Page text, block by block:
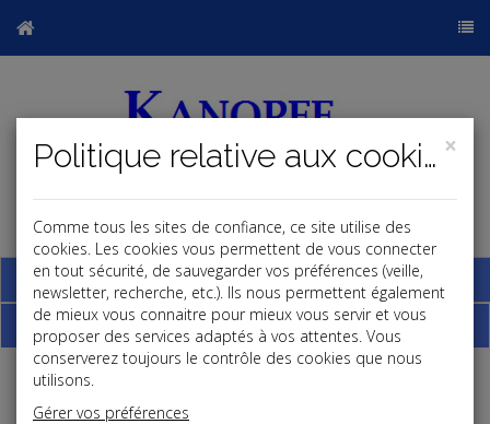
Base documentaire
Dépêches
Liste des dernières dépêches
×
Politique relative aux cookies
Comme tous les sites de confiance, ce site utilise des
cookies. Les cookies vous permettent de vous connecter
en tout sécurité, de sauvegarder vos préférences (veille,
newsletter, recherche, etc.). Ils nous permettent également
de mieux vous connaitre pour mieux vous servir et vous
proposer des services adaptés à vos attentes. Vous
conserverez toujours le contrôle des cookies que nous
utilisons.
Gérer vos préférences